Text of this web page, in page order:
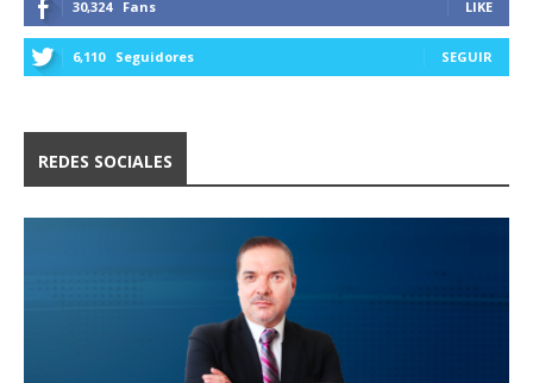
30,324 Fans LIKE
6,110 Seguidores SEGUIR
REDES SOCIALES